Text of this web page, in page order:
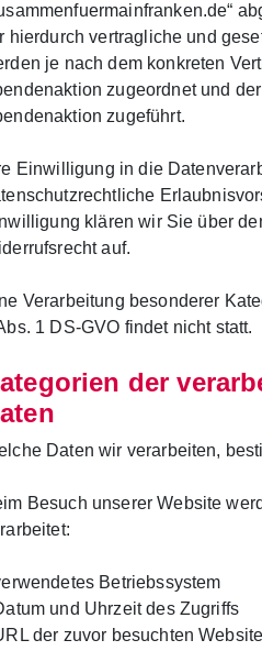
hierdurch vertragliche und
je nach dem konkreten
zugeordnet und
zugeführt.
Einwilligung in die
klären wir Sie über
auf.
Verarbeitung besonderer
1 DS-GVO findet nicht statt.
der
Daten wir verarbeiten,
Besuch unserer Website
Betriebssystem
und Uhrzeit des Zugriffs
der zuvor besuchten Website